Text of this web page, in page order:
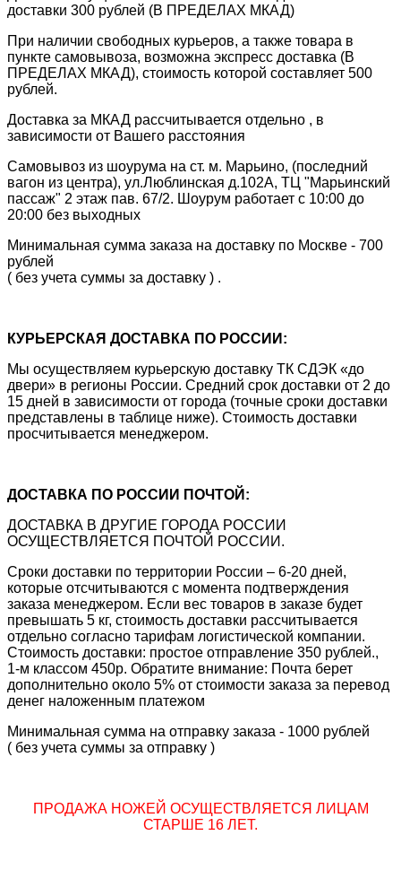
доставки 300 рублей (В ПРЕДЕЛАХ МКАД)
При наличии свободных курьеров, а также товара в
пункте самовывоза, возможна экспресс доставка (В
ПРЕДЕЛАХ МКАД), стоимость которой составляет 500
рублей.
Доставка за МКАД рассчитывается отдельно , в
зависимости от Вашего расстояния
Самовывоз из шоурума на ст. м. Марьино, (последний
вагон из центра), ул.Люблинская д.102А, ТЦ "Марьинский
пассаж" 2 этаж пав. 67/2. Шоурум работает с 10:00 до
20:00 без выходных
Минимальная сумма заказа на доставку по Москве - 700
рублей
( без учета суммы за доставку ) .
КУРЬЕРСКАЯ ДОСТАВКА ПО РОССИИ:
Мы осуществляем курьерскую доставку ТК СДЭК «до
двери» в регионы России. Средний срок доставки от 2 до
15 дней в зависимости от города (точные сроки доставки
представлены в таблице ниже). Стоимость доставки
просчитывается менеджером.
ДОСТАВКА ПО РОССИИ ПОЧТОЙ:
ДОСТАВКА В ДРУГИЕ ГОРОДА РОССИИ
ОСУЩЕСТВЛЯЕТСЯ ПОЧТОЙ РОССИИ.
Сроки доставки по территории России – 6-20 дней,
которые отсчитываются с момента подтверждения
заказа менеджером. Если вес товаров в заказе будет
превышать 5 кг, стоимость доставки рассчитывается
отдельно согласно тарифам логистической компании.
Стоимость доставки: простое отправление 350 рублей.,
1-м классом 450р. Обратите внимание: Почта берет
дополнительно около 5% от стоимости заказа за перевод
денег наложенным платежом
Минимальная сумма на отправку заказа - 1000 рублей
( без учета суммы за отправку )
ПРОДАЖА НОЖЕЙ ОСУЩЕСТВЛЯЕТСЯ ЛИЦАМ
СТАРШЕ 16 ЛЕТ.